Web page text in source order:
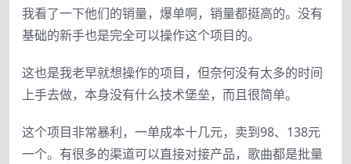
我看了一下他们的销量，爆单啊，销量都挺高的。没有
基础的新手也是完全可以操作这个项目的。
这也是我老早就想操作的项目，但奈何没有太多的时间
上手去做，本身没有什么技术堡垒，而且很简单。
这个项目非常暴利，一单成本十几元，卖到98、138元
一个。有很多的渠道可以直接对接产品，歌曲都是批量